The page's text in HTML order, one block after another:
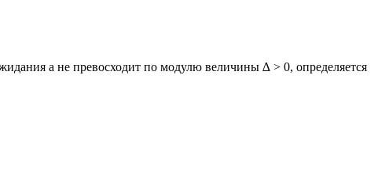
а не превосходит по модулю величины ∆ > 0, определяется